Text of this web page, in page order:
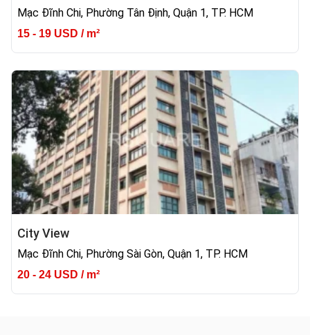
Mạc Đĩnh Chi, Phường Tân Định, Quận 1, TP. HCM
15 - 19 USD / m²
City View
Mạc Đĩnh Chi, Phường Sài Gòn, Quận 1, TP. HCM
20 - 24 USD / m²